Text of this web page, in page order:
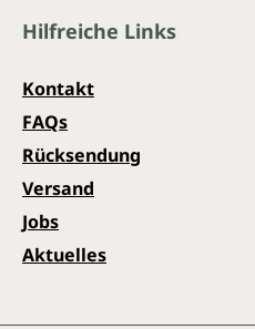
Hilfreiche Links
Kontakt
FAQs
Rücksendung
Versand
Jobs
Aktuelles